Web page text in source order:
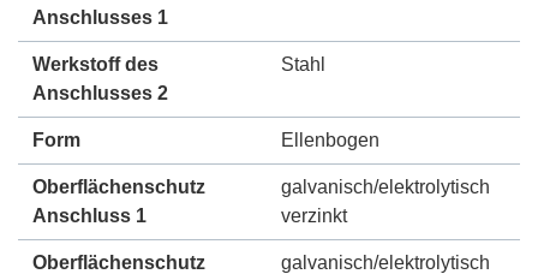
Anschlusses 1
Werkstoff des
Anschlusses 2
Stahl
Form Ellenbogen
Oberflächenschutz
Anschluss 1
galvanisch/elektrolytisch
verzinkt
Oberflächenschutz
galvanisch/elektrolytisch